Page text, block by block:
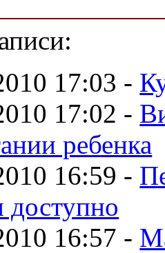
17:03 -
17:02 -
ребенка
16:59 -
доступно
16:57 -